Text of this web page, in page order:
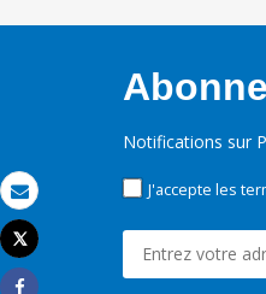
Email
Imprimer
Tweet
Notifications sur
J'accepte les